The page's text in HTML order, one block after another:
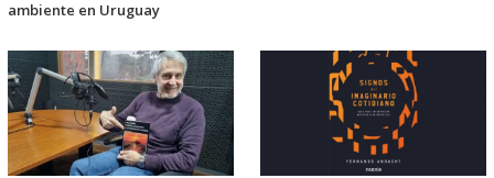
ambiente en Uruguay